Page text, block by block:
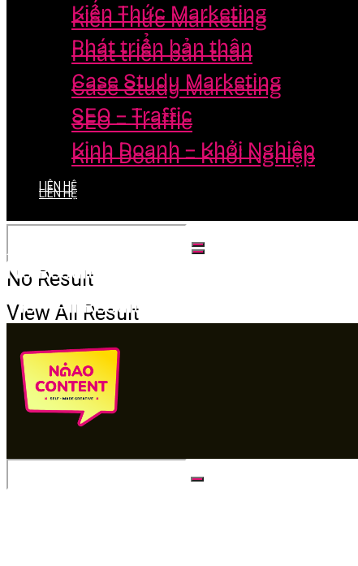
Kiến Thức Marketing
Phát triển bản thân
Case Study Marketing
SEO – Traffic
Kinh Doanh – Khởi Nghiệp
LIÊN HỆ
No Result
View All Result
Kiến Thức Marketing
Phát triển bản thân
Case Study Marketing
SEO – Traffic
Kinh Doanh – Khởi Nghiệp
LIÊN HỆ
No Result
View All Result